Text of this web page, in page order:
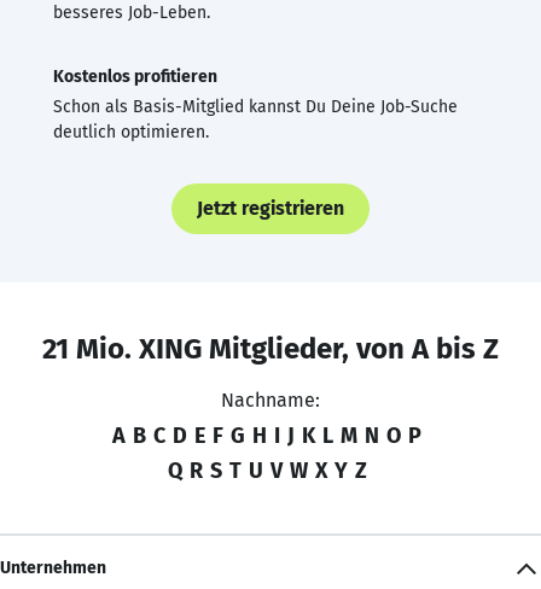
besseres Job-Leben.
Kostenlos profitieren
Schon als Basis-Mitglied kannst Du Deine Job-Suche
deutlich optimieren.
Jetzt registrieren
21 Mio. XING Mitglieder, von A bis Z
Nachname:
A B C D E F G H I J K L M N O P
Q R S T U V W X Y Z
Unternehmen